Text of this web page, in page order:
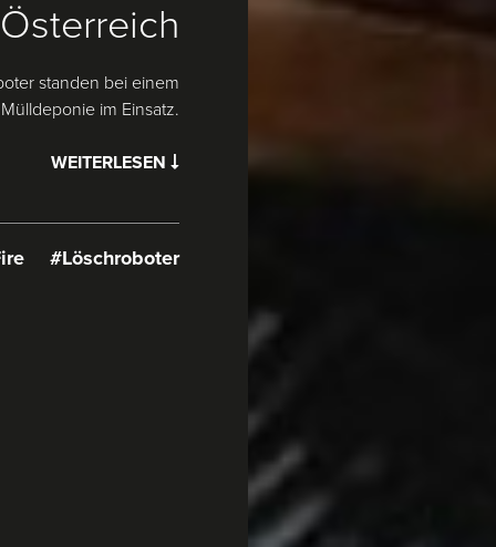
Österreich
standen bei einem
im Einsatz.
WEITERLESEN
#Löschroboter